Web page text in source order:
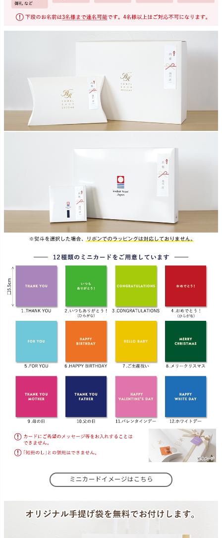
ミニカードイメージはこちら